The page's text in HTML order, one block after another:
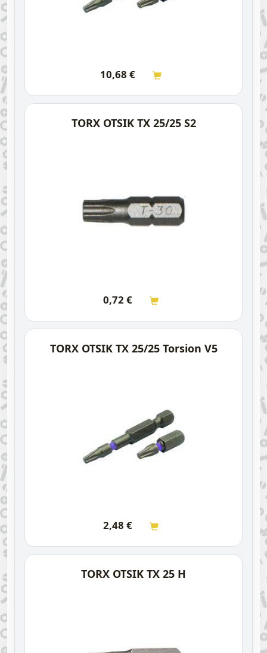
10,68 €
TORX OTSIK TX 25/25 S2
0,72 €
TORX OTSIK TX 25/25 Torsion V5
2,48 €
TORX OTSIK TX 25 H